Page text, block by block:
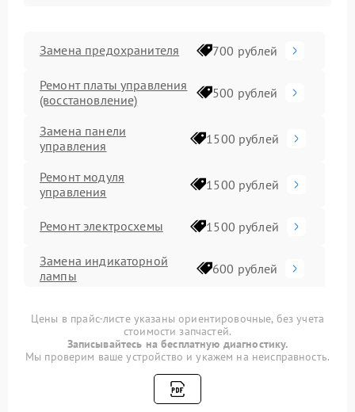
Замена предохранителя 700 рублей
Ремонт платы управления
(восстановление)
500 рублей
Замена панели
управления
1500 рублей
Ремонт модуля
управления
1500 рублей
Ремонт электросхемы 1500 рублей
Замена индикаторной
лампы
600 рублей
Замена шнура питания 500 рублей
Цены в прайс-листе указаны ориентировочные, без учета
стоимости запчастей.
Записывайтесь на бесплатную диагностику.
Мы проверим ваше устройство и укажем на неисправность.